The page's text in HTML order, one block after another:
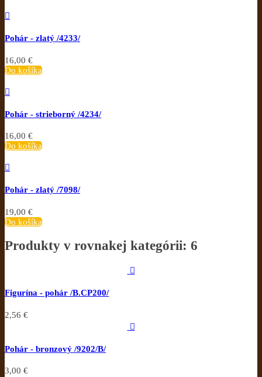

Pohár - zlatý /4233/
16,00 €
Do košíka

Pohár - strieborný /4234/
16,00 €
Do košíka

Pohár - zlatý /7098/
19,00 €
Do košíka
Produkty v rovnakej kategórii: 6

Figurína - pohár /B.CP200/
2,56 €

Pohár - bronzový /9202/B/
3,00 €